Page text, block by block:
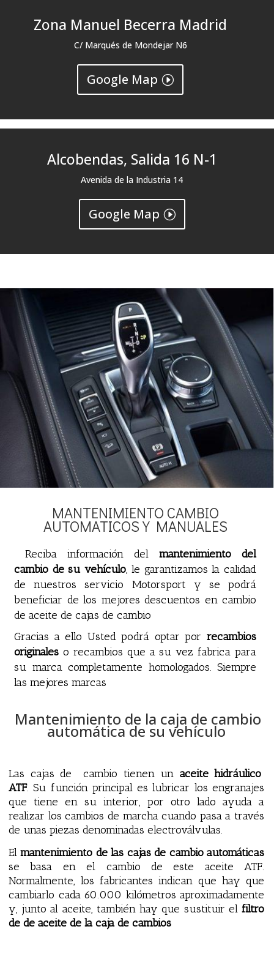
Zona Manuel Becerra Madrid
C/ Marqués de Mondejar N6
Google Map
Alcobendas, Salida 16 N-1
Avenida de la Industria 14
Google Map
MANTENIMIENTO CAMBIO
AUTOMATICOS Y MANUALES
Reciba información del mantenimiento del
cambio de su vehículo, le garantizamos la calidad
de nuestros servicio Motorsport y se podrá
beneficiar de los mejores descuentos en cambio
de aceite de cajas de cambio
Gracias a ello Usted podrá optar por recambios
originales o recambios que a su vez fabrica para
su marca completamente homologados. Siempre
las mejores marcas
Mantenimiento de la caja de cambio
automática de su vehículo
Las cajas de cambio tienen un aceite hidráulico
ATF. Su función principal es lubricar los engranajes
que tiene en su interior, por otro lado ayuda a
realizar los cambios de marcha cuando pasa a través
de unas piezas denominadas electroválvulas.
Elmantenimiento de las cajas de cambio automáticas
se basa en el cambio de este aceite ATF.
Normalmente, los fabricantes indican que hay que
cambiarlo cada 60.000 kilómetros aproximadamente
y, junto al aceite, también hay que sustituir el filtro
de de aceite de la caja de cambios